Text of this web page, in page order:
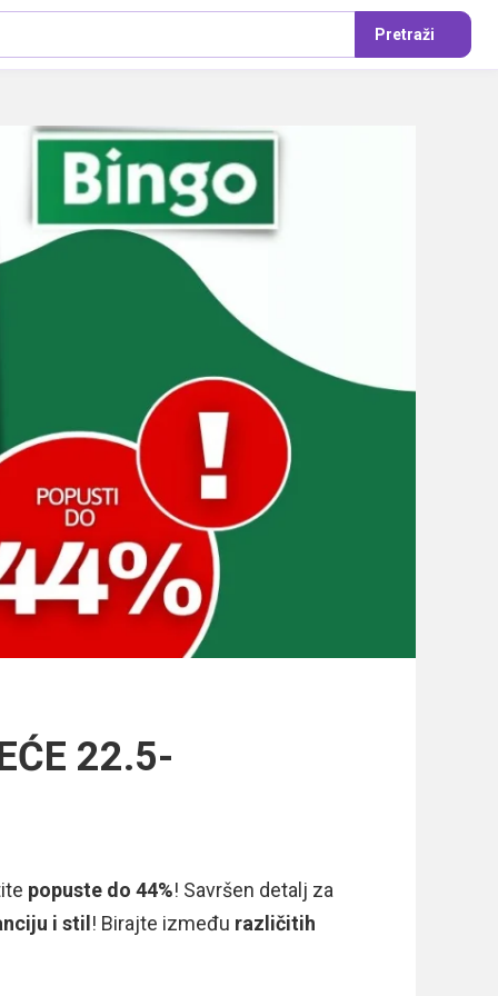
Pretraži
22.5-
popuste do 44%! Savršen detalj za
i stil ! Birajte između različitih